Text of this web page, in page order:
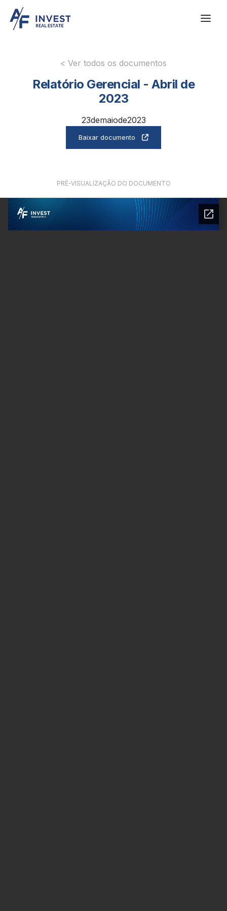
< Ver todos os documentos
Relatório Gerencial - Abril de
2023
23demaiode2023
Baixar documento 
PRÉ-VISUALIZAÇÃO DO DOCUMENTO